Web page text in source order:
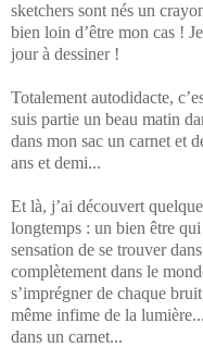
sketchers sont nés un
bien loin d’être mon cas !
jour à dessiner !
Totalement autodidacte,
suis partie un beau matin
dans mon sac un carnet et
ans et demi...
Et là, j’ai découvert
longtemps : un bien être
sensation de se trouver
complètement dans le
s’imprégner de chaque
même infime de la
dans un carnet...